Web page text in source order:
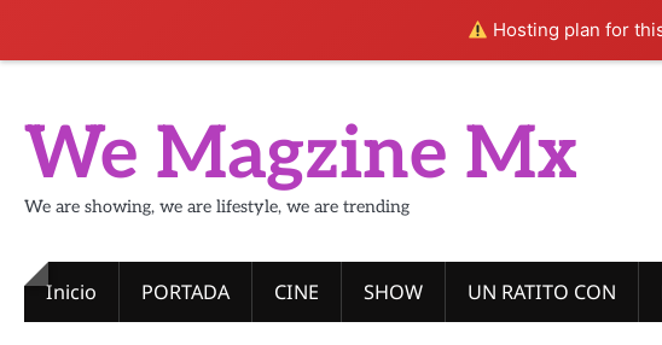
Hosting plan for
content
We Magzine Mx
We are showing, we are lifestyle, we are trending
Inicio PORTADA CINE SHOW UN RATITO CON